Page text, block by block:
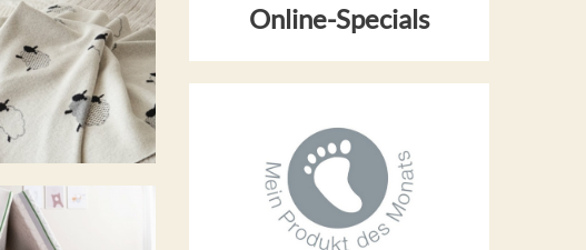
Online-Specials